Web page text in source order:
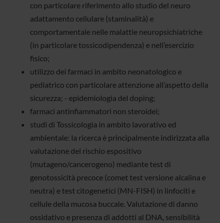
con particolare riferimento allo studio del neuro
adattamento cellulare (staminalità) e
comportamentale nelle malattie neuropsichiatriche
(in particolare tossicodipendenza) e nell’esercizio
fisico;
utilizzo dei farmaci in ambito neonatologico e
pediatrico con particolare attenzione all’aspetto della
sicurezza; - epidemiologia del doping;
farmaci antinfiammatori non steroidei;
studi di Tossicologia in ambito lavorativo ed
ambientale: la ricerca è principalmente indirizzata alla
valutazione del rischio espositivo
(mutageno/cancerogeno) mediante test di
genotossicità precoce (comet test versione alcalina e
neutra) e test citogenetici (MN-FISH) in linfociti e
cellule della mucosa buccale. Valutazione di danno
ossidativo e presenza di addotti al DNA, sensibilità